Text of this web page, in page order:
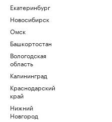
Екатеринбург
Новосибирск
Омск
Башкортостан
Вологодская
область
Калининград
Краснодарский
край
Нижний
Новгород